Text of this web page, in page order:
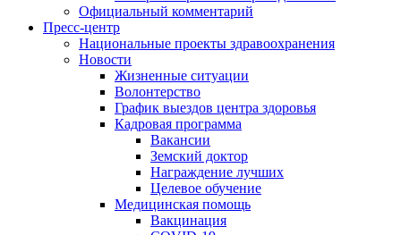
Официальный комментарий
Пресс-центр
Национальные проекты здравоохранения
Новости
Жизненные ситуации
Волонтерство
График выездов центра здоровья
Кадровая программа
Вакансии
Земский доктор
Награждение лучших
Целевое обучение
Медицинская помощь
Вакцинация